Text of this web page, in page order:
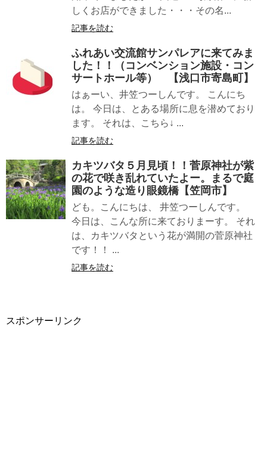
しくお店ができました・・・その名...
記事を読む
ふれあい交流館サンパレアに来てみま
した！！（コンベンション施設・コン
サートホール等） 【浅口市寄島町】
はぁーい、井笠つーしんです。 こんにち
は。 今日は、とある場所に息を潜めており
ます。 それは、こちら↓ ...
記事を読む
カキツバタ５月見頃！！菅原神社が紫
の花で咲き乱れていたよー。まるで庭
園のような造り眼鏡橋【笠岡市】
ども。こんにちは、 井笠つーしんです。
今日は、こんな所に来ておりまーす。 それ
は、カキツバタという花が満開の菅原神社
です！！ ...
記事を読む
スポンサーリンク